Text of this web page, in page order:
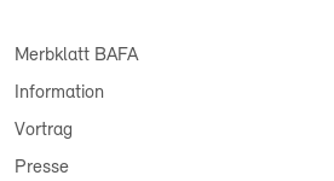
Merbklatt BAFA
Information
Vortrag
Presse